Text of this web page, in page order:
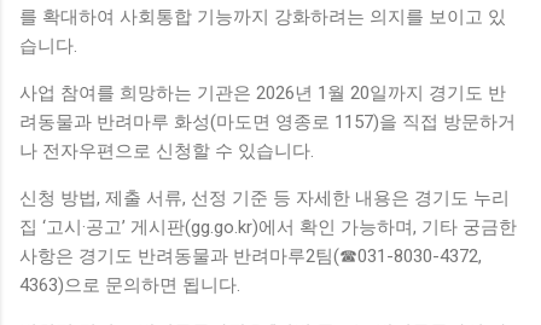
를 확대하여 사회통합 기능까지 강화하려는 의지를 보이고 있
습니다.
사업 참여를 희망하는 기관은 2026년 1월 20일까지 경기도 반
려동물과 반려마루 화성(마도면 영종로 1157)을 직접 방문하거
나 전자우편으로 신청할 수 있습니다.
신청 방법, 제출 서류, 선정 기준 등 자세한 내용은 경기도 누리
집 ‘고시·공고’ 게시판(gg.go.kr)에서 확인 가능하며, 기타 궁금한
사항은 경기도 반려동물과 반려마루2팀(☎031-8030-4372,
4363)으로 문의하면 됩니다.